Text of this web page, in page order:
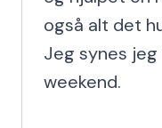
også alt det
Jeg synes
weekend.